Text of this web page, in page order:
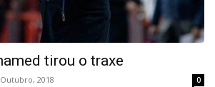
tirou o traxe
2018 0